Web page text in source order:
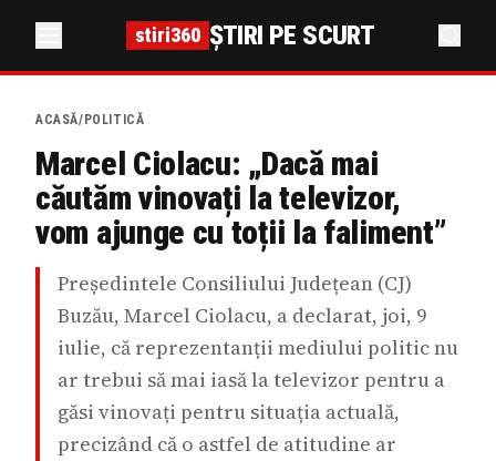
stiri360 ȘTIRI PE SCURT
ACASĂ/ POLITICĂ
Marcel Ciolacu: „Dacă mai
căutăm vinovați la televizor,
vom ajunge cu toții la faliment”
Președintele Consiliului Județean (CJ)
Buzău, Marcel Ciolacu, a declarat, joi, 9
iulie, că reprezentanții mediului politic nu
ar trebui să mai iasă la televizor pentru a
găsi vinovați pentru situația actuală,
precizând că o astfel de atitudine ar